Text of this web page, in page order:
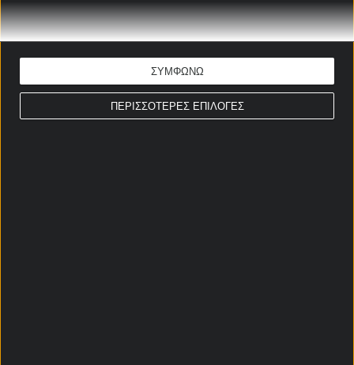
ΠΕΡΙΣΣΟΤΕΡΕΣ ΕΠΙΛΟΓΕΣ
ΣΥΜΦΩΝΩ
Αρχική Σελίδα
Χρήστος Σωτηρακόπουλος
Προγνωστικά
Βαθμολογίες - Στατιστικά
Κουπόνι
Πρόγραμμα TV
Προσφορές*